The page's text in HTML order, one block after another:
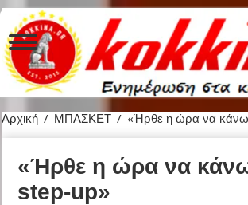
Αρχική / ΜΠΑΣΚΕΤ / «Ήρθε η ώρα να
«Ήρθε η ώρα να
step-up»